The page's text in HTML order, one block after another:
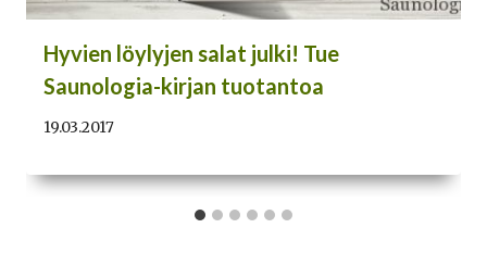
Hyvien löylyjen salat julki! Tue
Saunologia-kirjan tuotantoa
19.03.2017